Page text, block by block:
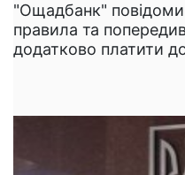
"Ощадбанк"
правила та
додатково платити